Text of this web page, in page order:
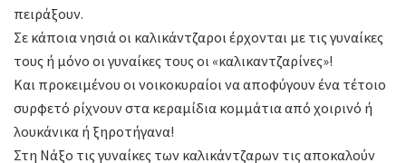
πειράξουν.
Σε κάποια νησιά οι καλικάντζαροι έρχονται με τις γυναίκες
τους ή μόνο οι γυναίκες τους οι «καλικαντζαρίνες»!
Και προκειμένου οι νοικοκυραίοι να αποφύγουν ένα τέτοιο
συρφετό ρίχνουν στα κεραμίδια κομμάτια από χοιρινό ή
λουκάνικα ή ξηροτήγανα!
Στη Νάξο τις γυναίκες των καλικάντζαρων τις αποκαλούν